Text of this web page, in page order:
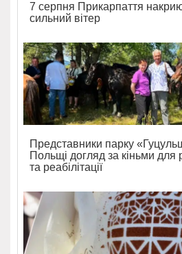
7 серпня Прикарпаття
сильний вітер
Представники парку
Польщі догляд за кіньми для
та реабілітації